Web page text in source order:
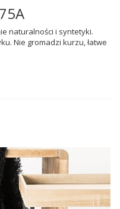
naturalności i syntetyki.
Nie gromadzi kurzu, łatwe